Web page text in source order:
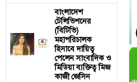
বাংলাদেশ
টেলিভিশনের
(বিটিভি)
মহাপরিচালক
হিসাবে দায়িত্ব
পেলেন সাংবাদিক ও
মিডিয়া ব্যক্তিত্ব মিজ
কাজী জেসিন